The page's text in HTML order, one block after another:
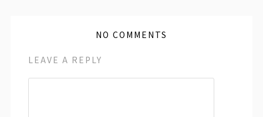
NO COMMENTS
LEAVE A REPLY